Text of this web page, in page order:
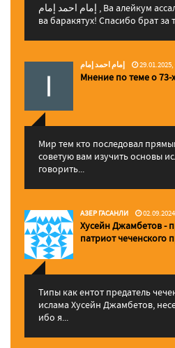
إمام احمد إمام , Ва алейкум ассалам ва рахматуЛлахи
ва баракятух! Спасибо брат за
إمام احمد إمام 29.01.2025,
Мнение по теме о 73-
Мир тем кто последовал
советую вам изучить основы
говорить...
АЗЕР ГАСАНЛИ
Хусейн Джамбетов -
патриот чеченского
Типы как ентот предатель
ислама Хусейн Джамбетов,
ибо я...